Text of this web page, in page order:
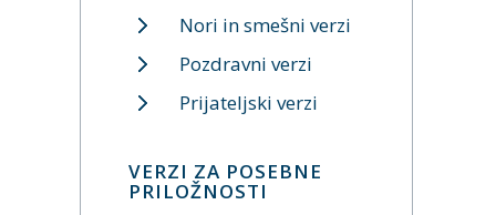
Nori in smešni verzi
Pozdravni verzi
Prijateljski verzi
VERZI ZA POSEBNE
PRILOŽNOSTI